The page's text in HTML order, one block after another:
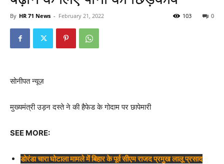
By HR 71 News - February 21, 2022 0
103
सोनीपत न्यूज़
मुख्यमंत्री उड़न दस्ते ने की हैफेड के गोदाम पर छापेमारी
SEE MORE:
डोरंडा चारा घोटाला मामले में बिहार के पूर्व सीएम राजद प्रमुख लालू प्रसाद